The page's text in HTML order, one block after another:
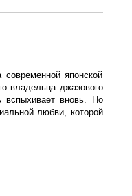
японской
владельца джазового
вспыхивает вновь. Но
любви, которой